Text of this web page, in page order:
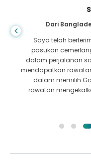
Dari
Saya telah
pasukan
dalam perjalanan
mendapatkan
dalam memilih
rawatan